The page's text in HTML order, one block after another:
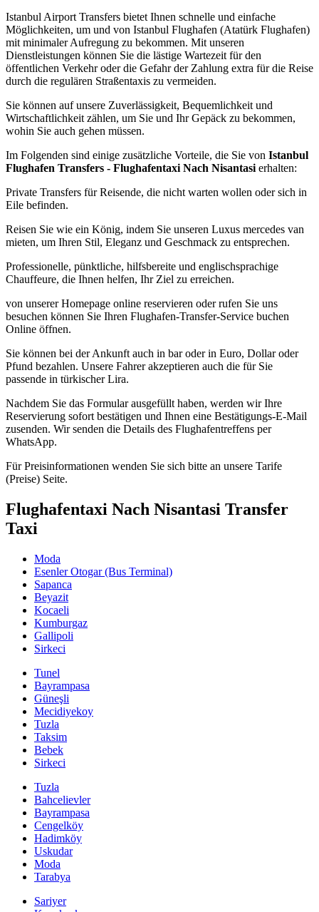
Istanbul Airport Transfers bietet Ihnen schnelle und einfache
Möglichkeiten, um und von Istanbul Flughafen (Atatürk Flughafen)
mit minimaler Aufregung zu bekommen. Mit unseren
Dienstleistungen können Sie die lästige Wartezeit für den
öffentlichen Verkehr oder die Gefahr der Zahlung extra für die Reise
durch die regulären Straßentaxis zu vermeiden.
Sie können auf unsere Zuverlässigkeit, Bequemlichkeit und
Wirtschaftlichkeit zählen, um Sie und Ihr Gepäck zu bekommen,
wohin Sie auch gehen müssen.
Im Folgenden sind einige zusätzliche Vorteile, die Sie von Istanbul
Flughafen Transfers - Flughafentaxi Nach Nisantasi erhalten:
Private Transfers für Reisende, die nicht warten wollen oder sich in
Eile befinden.
Reisen Sie wie ein König, indem Sie unseren Luxus mercedes van
mieten, um Ihren Stil, Eleganz und Geschmack zu entsprechen.
Professionelle, pünktliche, hilfsbereite und englischsprachige
Chauffeure, die Ihnen helfen, Ihr Ziel zu erreichen.
von unserer Homepage online reservieren oder rufen Sie uns
besuchen können Sie Ihren Flughafen-Transfer-Service buchen
Online öffnen.
Sie können bei der Ankunft auch in bar oder in Euro, Dollar oder
Pfund bezahlen. Unsere Fahrer akzeptieren auch die für Sie
passende in türkischer Lira.
Nachdem Sie das Formular ausgefüllt haben, werden wir Ihre
Reservierung sofort bestätigen und Ihnen eine Bestätigungs-E-Mail
zusenden. Wir senden die Details des Flughafentreffens per
WhatsApp.
Für Preisinformationen wenden Sie sich bitte an unsere Tarife
(Preise) Seite.
Flughafentaxi Nach Nisantasi Transfer
Taxi
Moda
Esenler Otogar (Bus Terminal)
Sapanca
Beyazit
Kocaeli
Kumburgaz
Gallipoli
Sirkeci
Tunel
Bayrampasa
Güneşli
Mecidiyekoy
Tuzla
Taksim
Bebek
Sirkeci
Tuzla
Bahcelievler
Bayrampasa
Cengelköy
Hadimköy
Uskudar
Moda
Tarabya
Sariyer